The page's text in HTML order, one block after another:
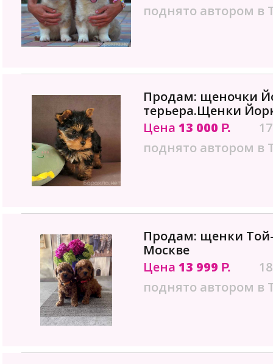
поднято автором в
Продам: щеночки
терьера.Щенки
Цена 13 000 Р.
поднято автором в
Продам: щенки
Москве
Цена 13 999 Р.
поднято автором в